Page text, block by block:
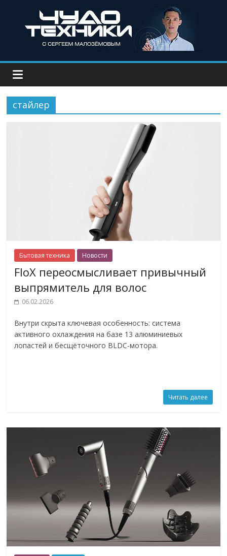
стайлер
Бытовая техника Новости
FloX переосмысливает привычный
выпрямитель для волос
06.02.2026
Внутри скрыта ключевая особенность: система
активного охлаждения на базе 13 алюминиевых
лопастей и бесщёточного BLDC-мотора.
Читать далее